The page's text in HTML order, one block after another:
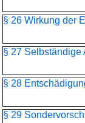
§ 26 Wirkung der
§ 27 Selbständige
§ 28
§ 29